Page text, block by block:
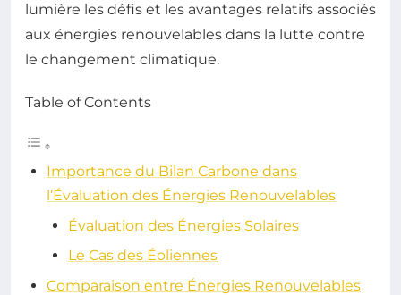
lumière les défis et les avantages relatifs associés
aux énergies renouvelables dans la lutte contre
le changement climatique.
Table of Contents
Importance du Bilan Carbone dans
l’Évaluation des Énergies Renouvelables
Évaluation des Énergies Solaires
Le Cas des Éoliennes
Comparaison entre Énergies Renouvelables